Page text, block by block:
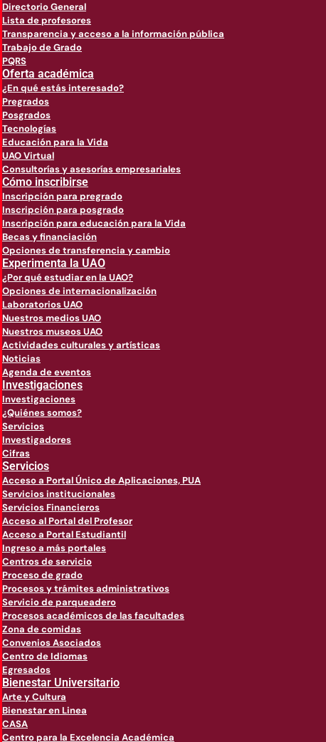
Directorio General
Lista de profesores
Transparencia y acceso a la información pública
Trabajo de Grado
PQRS
Oferta académica
¿En qué estás interesado?
Pregrados
Posgrados
Tecnologías
Educación para la Vida
UAO Virtual
Consultorías y asesorías empresariales
Cómo inscribirse
Inscripción para pregrado
Inscripción para posgrado
Inscripción para educación para la Vida
Becas y financiación
Opciones de transferencia y cambio
Experimenta la UAO
¿Por qué estudiar en la UAO?
Opciones de internacionalización
Laboratorios UAO
Nuestros medios UAO
Nuestros museos UAO
Actividades culturales y artísticas
Noticias
Agenda de eventos
Investigaciones
Investigaciones
¿Quiénes somos?
Servicios
Investigadores
Cifras
Servicios
Acceso a Portal Único de Aplicaciones, PUA
Servicios institucionales
Servicios Financieros
Acceso al Portal del Profesor
Acceso a Portal Estudiantil
Ingreso a más portales
Centros de servicio
Proceso de grado
Procesos y trámites administrativos
Servicio de parqueadero
Procesos académicos de las facultades
Zona de comidas
Convenios Asociados
Centro de Idiomas
Egresados
Bienestar Universitario
Arte y Cultura
Bienestar en Linea
CASA
Centro para la Excelencia Académica